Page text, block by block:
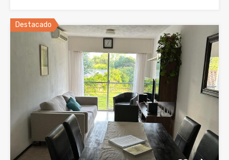
Destacado